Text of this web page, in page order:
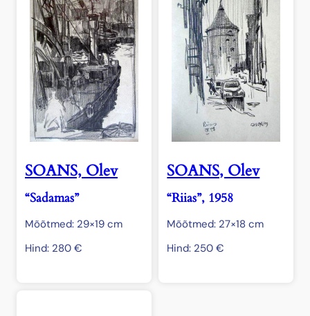
SOANS, Olev
“Sadamas”
Mõõtmed: 29×19 cm
Hind: 280 €
SOANS, Olev
“Riias”, 1958
Mõõtmed: 27×18 cm
Hind: 250€